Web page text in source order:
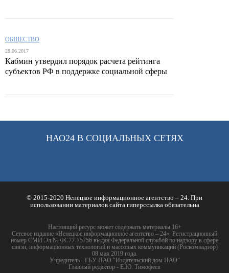
ОБЩЕСТВО
28.06.2017
Кабмин утвердил порядок расчета рейтинга
субъектов РФ в поддержке социальной сферы
НАО24 В СОЦИАЛЬНЫХ СЕТЯХ
© 2015-2020 Ненецкое информационное агентство – 24. При
использовании материалов сайта гиперссылка обязательна
Настоящий ресурс может содержать материалы 16+
Сетевое издание «Ненецкое информационное агентство – 24». Регистрационный
номер СМИ Эл № ФС77-75756 выдан Федеральной службой по надзору в сфере
связи, информационных технологий и массовых коммуникаций (Роскомнадзор)
08 мая 2019 года.
Учредитель - ГБУ НАО "Издательский дом НАО"
Главный редактор - Е.Ю. Тимофеев